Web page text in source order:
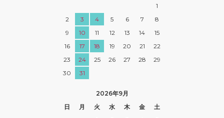
1
2
3 4 5 6 7
8
9
10 11 12 13 14
15
16
17 18 19 20 21
22
23
24 25 26 27 28
29
30
31
2026年9月
日
月 火 水 木 金
土